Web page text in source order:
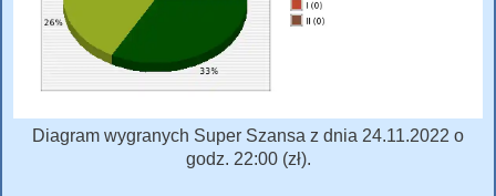
Diagram wygranych Super Szansa z dnia 24.11.2022 o
godz. 22:00 (zł).